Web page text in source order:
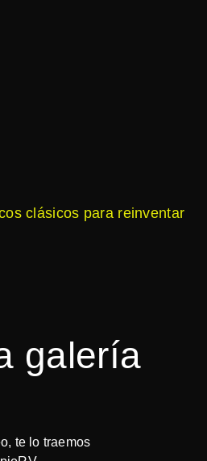
clásicos para reinventar
galería
te lo traemos